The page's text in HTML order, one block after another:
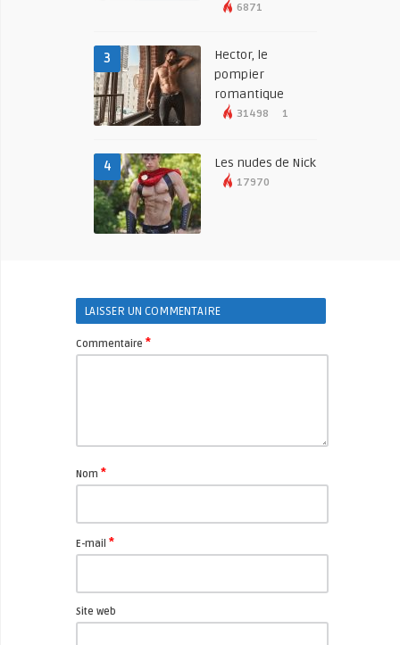
6871
3
Hector, le
pompier
romantique
31498 1
4 Les nudes de Nick
17970
LAISSER UN COMMENTAIRE
Commentaire *
Nom *
E-mail *
Site web